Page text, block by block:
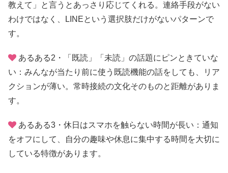
教えて」と言うとあっさり応じてくれる。連絡手段がない
わけではなく、LINEという選択肢だけがないパターンで
す。
あるある2・「既読」「未読」の話題にピンときていな
い：みんなが当たり前に使う既読機能の話をしても、リア
クションが薄い。常時接続の文化そのものと距離がありま
す。
あるある3・休日はスマホを触らない時間が長い：通知
をオフにして、自分の趣味や休息に集中する時間を大切に
している特徴があります。